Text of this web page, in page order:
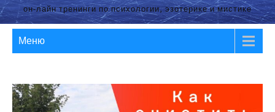
он-лайн тренинги по психологии, эзотерике и мистике
Меню